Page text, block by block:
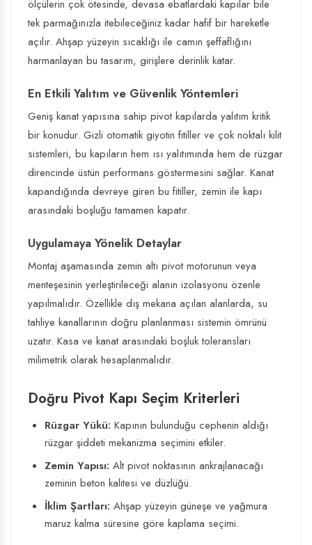
ölçülerin çok ötesinde, devasa ebatlardaki kapılar bile
tek parmağınızla itebileceğiniz kadar hafif bir hareketle
açılır. Ahşap yüzeyin sıcaklığı ile camın şeffaflığını
harmanlayan bu tasarım, girişlere derinlik katar.
En Etkili Yalıtım ve Güvenlik Yöntemleri
Geniş kanat yapısına sahip pivot kapılarda yalıtım kritik
bir konudur. Gizli otomatik giyotin fitiller ve çok noktalı kilit
sistemleri, bu kapıların hem ısı yalıtımında hem de rüzgar
direncinde üstün performans göstermesini sağlar. Kanat
kapandığında devreye giren bu fitiller, zemin ile kapı
arasındaki boşluğu tamamen kapatır.
Uygulamaya Yönelik Detaylar
Montaj aşamasında zemin altı pivot motorunun veya
menteşesinin yerleştirileceği alanın izolasyonu özenle
yapılmalıdır. Özellikle dış mekana açılan alanlarda, su
tahliye kanallarının doğru planlanması sistemin ömrünü
uzatır. Kasa ve kanat arasındaki boşluk toleransları
milimetrik olarak hesaplanmalıdır.
Doğru Pivot Kapı Seçim Kriterleri
Rüzgar Yükü: Kapının bulunduğu cephenin aldığı
rüzgar şiddeti mekanizma seçimini etkiler.
Zemin Yapısı: Alt pivot noktasının ankrajlanacağı
zeminin beton kalitesi ve düzlüğü.
İklim Şartları: Ahşap yüzeyin güneşe ve yağmura
maruz kalma süresine göre kaplama seçimi.